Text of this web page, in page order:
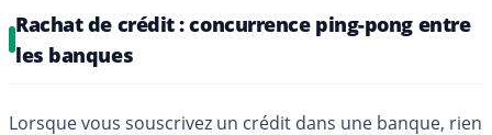
Rachat de crédit : concurrence ping-pong entre
les banques
Lorsque vous souscrivez un crédit dans une banque, rien